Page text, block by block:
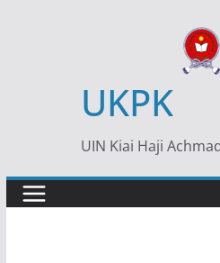
UKPK
UIN Kiai Haji